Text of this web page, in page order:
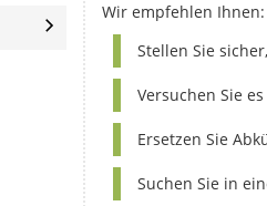
Wir empfehlen Ihnen:
Stellen Sie
Versuchen Sie
Ersetzen Sie
Suchen Sie in